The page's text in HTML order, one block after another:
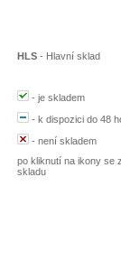
HLS - Hlavní sklad
-je skladem
-k dispozici do 48
-není skladem
po kliknutí na ikony se
skladu